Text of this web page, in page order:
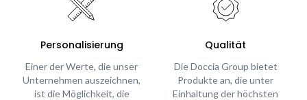
Personalisierung
Einer der Werte, die unser
Unternehmen auszeichnen,
ist die Möglichkeit, die
Qualität
Die Doccia Group bietet
Produkte an, die unter
Einhaltung der höchsten